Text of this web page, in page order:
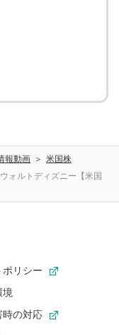
報動画
米国株
ォルトディズニー【米国
ポリシー
境
時の対応